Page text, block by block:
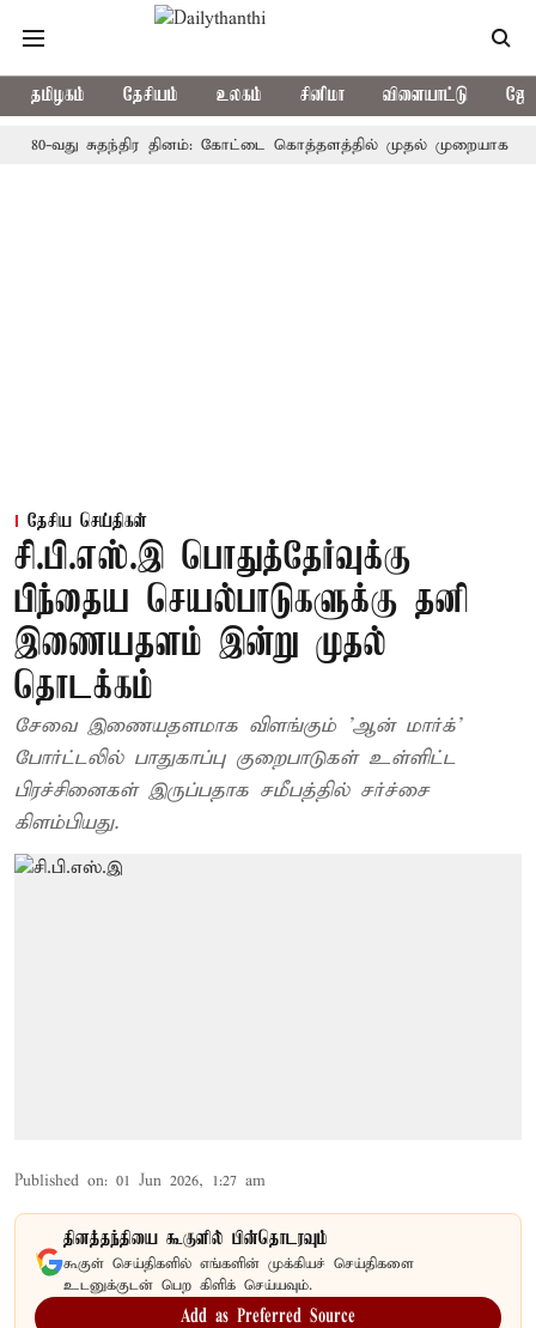
தமிழகம் தேசியம் உலகம் சினிமா விளையாட்டு
சுதந்திர தினம்: கோட்டை கொத்தளத்தில் முதல் முறையாக தேசிய
தேசிய செய்திகள்
சி.பி.எஸ்.இ பொதுத்தேர்வுக்கு
பிந்தைய செயல்பாடுகளுக்கு தனி
இணையதளம் இன்று முதல்
தொடக்கம்
சேவை இணையதளமாக விளங்கும் 'ஆன் மார்க்'
போர்ட்டலில் பாதுகாப்பு குறைபாடுகள் உள்ளிட்ட
பிரச்சினைகள் இருப்பதாக சமீபத்தில் சர்ச்சை
கிளம்பியது.
Published on: 01 Jun 2026, 1:27 am
தினத்தந்தியை கூகுளில் பின்தொடரவும்
கூகுள் செய்திகளில் எங்களின் முக்கியச் செய்திகளை
உடனுக்குடன் பெற கிளிக் செய்யவும்.
Add as Preferred Source